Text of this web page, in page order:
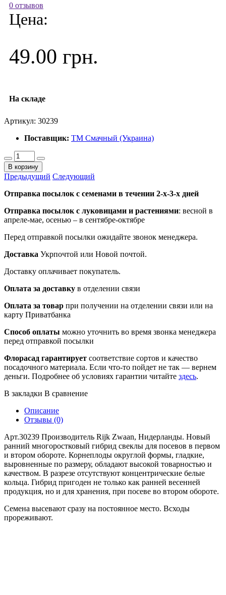
0 отзывов
Цена:
49.00 грн.
На складе
Артикул: 30239
Поставщик: ТМ Смачный (Украина)
В корзину
Предыдущий Следующий
Отправка посылок с семенами в течении 2-х-3-х дней
Отправка посылок с луковицами и растениями: весной в
апреле-мае, осенью – в сентябре-октябре
Перед отправкой посылки ожидайте звонок менеджера.
Доставка Укрпочтой или Новой почтой.
Доставку оплачивает покупатель.
Оплата за доставку в отделении связи
Оплата за товар при получении на отделении связи или на
карту Приватбанка
Способ оплаты можно уточнить во время звонка менеджера
перед отправкой посылки
Флорасад гарантирует соответствие сортов и качество
посадочного материала. Если что-то пойдет не так — вернем
деньги. Подробнее об условиях гарантии читайте здесь.
В закладки В сравнение
Описание
Отзывы (0)
Арт.30239 Производитель Rijk Zwaan, Нидерланды. Новый
ранний многоростковый гибрид свеклы для посевов в первом
и втором обороте. Корнеплоды округлой формы, гладкие,
выровненные по размеру, обладают высокой товарностью и
качеством. В разрезе отсутствуют концентрические белые
кольца. Гибрид пригоден не только как ранней весенней
продукция, но и для хранения, при посеве во втором обороте.
Семена высевают сразу на постоянное место. Всходы
прореживают.